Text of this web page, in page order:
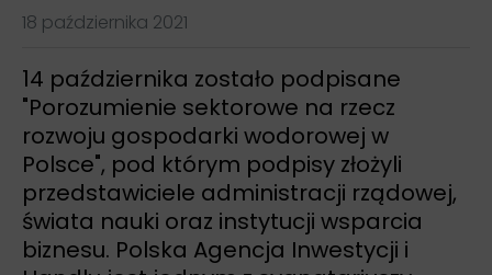
18 października 2021
14 października zostało podpisane
"Porozumienie sektorowe na rzecz
rozwoju gospodarki wodorowej w
Polsce", pod którym podpisy złożyli
przedstawiciele administracji rządowej,
świata nauki oraz instytucji wsparcia
biznesu. Polska Agencja Inwestycji i